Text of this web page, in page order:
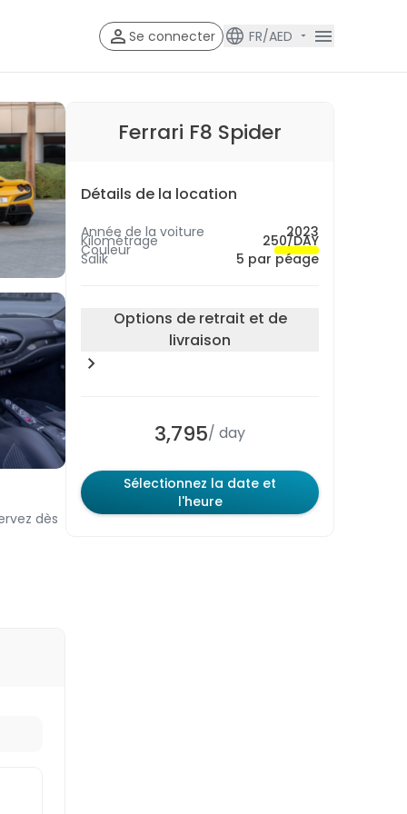
Se connecter FR/AED
dès
Ferrari F8 Spider
Détails de la location
Année de la voiture 2023
Kilométrage 250/DAY
Couleur
Salik 5 par péage
Options de retrait et de
livraison
3,795/ day
Sélectionnez la date et
l'heure